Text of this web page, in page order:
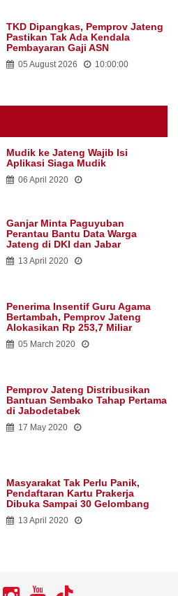
TKD Dipangkas, Pemprov Jateng
Pastikan Tak Ada Kendala
Pembayaran Gaji ASN
05 August 2026 10:00:00
Mudik ke Jateng Wajib Isi
Aplikasi Siaga Mudik
06 April 2020
Ganjar Minta Paguyuban
Perantau Bantu Data Warga
Jateng di DKI dan Jabar
13 April 2020
Penerima Insentif Guru Agama
Bertambah, Pemprov Jateng
Alokasikan Rp 253,7 Miliar
05 March 2020
Pemprov Jateng Distribusikan
Bantuan Sembako Tahap Pertama
di Jabodetabek
17 May 2020
Masyarakat Tak Perlu Panik,
Pendaftaran Kartu Prakerja
Dibuka Sampai 30 Gelombang
13 April 2020